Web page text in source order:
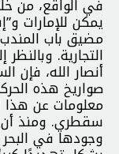
في الواقع، من
يمكن للإمارات
مضيق باب
التجارية.
أنصار الله،
صواريخ هذه
معلومات عن هذا
سقطري. ومنذ أن
وجودها في